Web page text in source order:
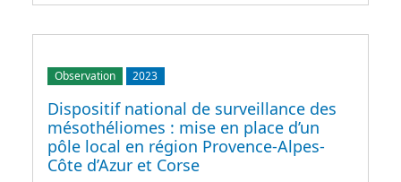
Observation 2023
Dispositif national de surveillance des
mésothéliomes : mise en place d’un
pôle local en région Provence-Alpes-
Côte d’Azur et Corse